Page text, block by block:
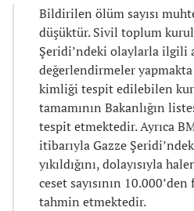
Bildirilen ölüm sayısı
düşüktür. Sivil toplum
Şeridi’ndeki olaylarla ilgili
değerlendirmeler
kimliği tespit edilebilen
tamamının Bakanlığın
tespit etmektedir. Ayrıca
itibarıyla Gazze
yıkıldığını, dolayısıyla
ceset sayısının
tahmin etmektedir.